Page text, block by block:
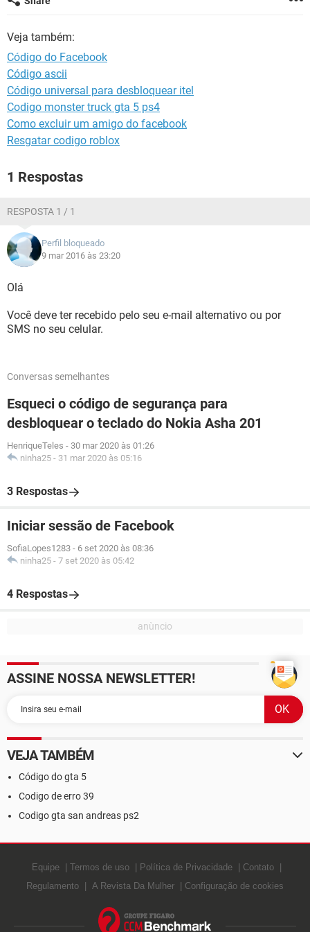
GUIA DE COMPRAS
Veja também:
Código do Facebook
Código ascii
Código universal para desbloquear itel
Codigo monster truck gta 5 ps4
Como excluir um amigo do facebook
Resgatar codigo roblox
1 Respostas
RESPOSTA 1 / 1
Perfil bloqueado
9 mar 2016 às 23:20
Olá
Você deve ter recebido pelo seu e-mail alternativo ou por
SMS no seu celular.
Conversas semelhantes
Esqueci o código de segurança para
desbloquear o teclado do Nokia Asha 201
HenriqueTeles - 30 mar 2020 às 01:26
ninha25 - 31 mar 2020 às 05:16
3 Respostas
Iniciar sessão de Facebook
SofiaLopes1283 - 6 set 2020 às 08:36
ninha25 - 7 set 2020 às 05:42
4 Respostas
ASSINE NOSSA NEWSLETTER!
VEJA TAMBÉM
Código do gta 5
Codigo de erro 39
Codigo gta san andreas ps2
Equipe Termos de uso Política de Privacidade
Contato
Regulamento
A Revista Da Mulher Configuração de cookies